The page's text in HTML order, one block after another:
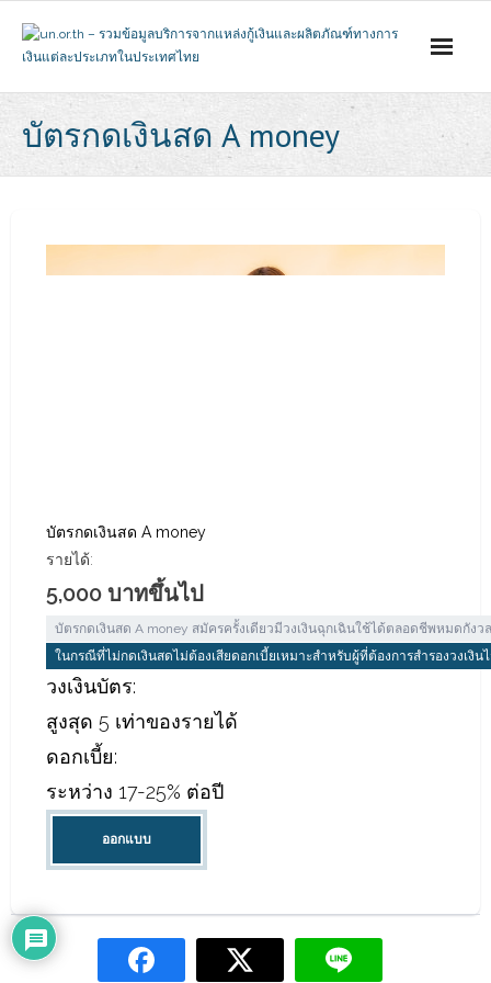
content
บัตรกดเงินสด A money
บัตรกดเงินสด A money
รายได้:
5,000 บาทขึ้นไป
บัตรกดเงินสด A money สมัครครั้งเดียวมีวงเงินฉุกเฉินใช้ได้ตลอดชีพหมดกังวล
ในกรณีที่ไม่กดเงินสดไม่ต้องเสียดอกเบี้ยเหมาะสำหรับผู้ที่ต้องการสำรองวงเงิน
วงเงินบัตร:
สูงสุด 5 เท่าของรายได้
ดอกเบี้ย:
ระหว่าง 17-25% ต่อปี
ออกแบบ